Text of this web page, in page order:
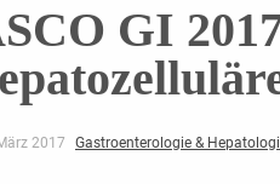
GI
2017 Gastroenterologie &